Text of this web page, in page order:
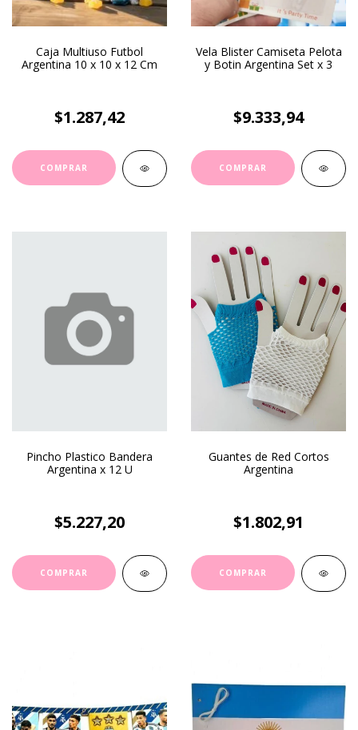
Caja Multiuso Futbol
Argentina 10 x 10 x 12 Cm
$1.287,42
Vela Blister Camiseta Pelota
y Botin Argentina Set x 3
$9.333,94
Pincho Plastico Bandera
Argentina x 12 U
$5.227,20
Guantes de Red Cortos
Argentina
$1.802,91